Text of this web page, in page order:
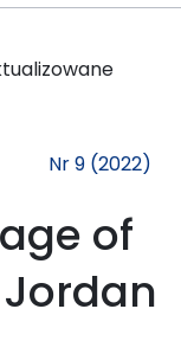
Nr 9 (2022)
of